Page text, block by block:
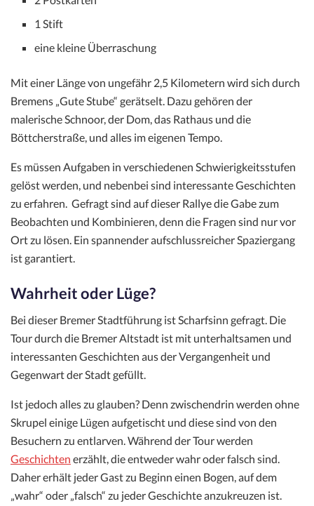
1 Stift
eine kleine Überraschung
Mit einer Länge von ungefähr 2,5 Kilometern wird sich durch
Bremens „Gute Stube“ gerätselt. Dazu gehören der
malerische Schnoor, der Dom, das Rathaus und die
Böttcherstraße, und alles im eigenen Tempo.
Es müssen Aufgaben in verschiedenen Schwierigkeitsstufen
gelöst werden, und nebenbei sind interessante Geschichten
zu erfahren. Gefragt sind auf dieser Rallye die Gabe zum
Beobachten und Kombinieren, denn die Fragen sind nur vor
Ort zu lösen. Ein spannender aufschlussreicher Spaziergang
ist garantiert.
Wahrheit oder Lüge?
Bei dieser Bremer Stadtführung ist Scharfsinn gefragt. Die
Tour durch die Bremer Altstadt ist mit unterhaltsamen und
interessanten Geschichten aus der Vergangenheit und
Gegenwart der Stadt gefüllt.
Ist jedoch alles zu glauben? Denn zwischendrin werden ohne
Skrupel einige Lügen aufgetischt und diese sind von den
Besuchern zu entlarven. Während der Tour werden
Geschichten erzählt, die entweder wahr oder falsch sind.
Daher erhält jeder Gast zu Beginn einen Bogen, auf dem
„wahr“ oder „falsch“ zu jeder Geschichte anzukreuzen ist.